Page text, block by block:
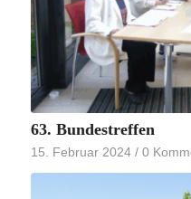
63. Bundestreffen
15. Februar 2024 / 0